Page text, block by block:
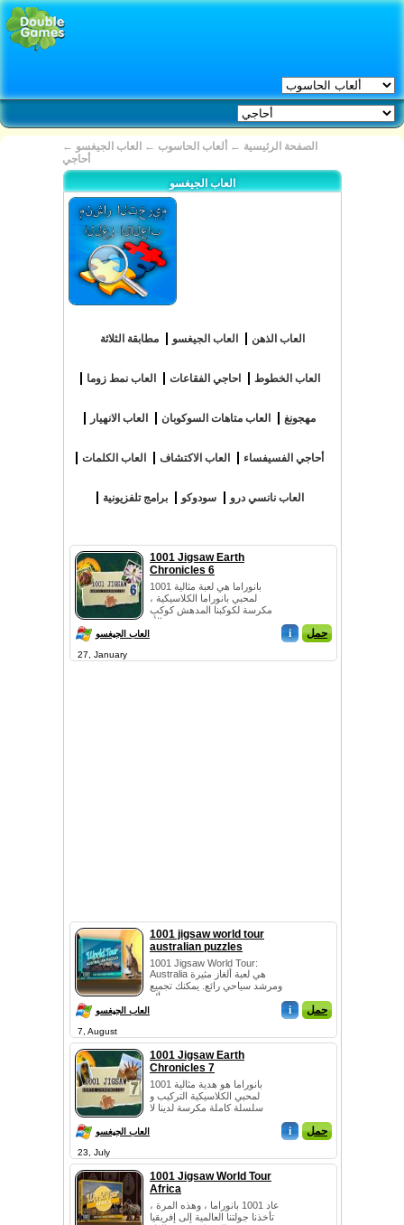
الصفحة الرئيسية ← ألعاب الحاسوب ← العاب الجيغسو ←
أحاجي
العاب الجيغسو
مطابقة الثلاثة العاب الجيغسو العاب الذهن
العاب نمط زوما احاجي الفقاعات العاب الخطوط
العاب الانهيار العاب متاهات السوكوبان مهجونغ
العاب الكلمات العاب الاكتشاف أحاجي الفسيفساء
برامج تلفزيونية سودوكو العاب نانسي درو
1001 Jigsaw Earth
Chronicles 6
1001 بانوراما هي لعبة مثالية
لمحبي بانوراما الكلاسيكية ،
مكرسة لكوكبنا المدهش كوكب
العاب الجيغسو i حمل
27, January
1001 jigsaw world tour
australian puzzles
1001 Jigsaw World Tour:
Australia هي لعبة ألغاز مثيرة
ومرشد سياحي رائع. يمكنك تجميع
العاب الجيغسو i حمل
7, August
1001 Jigsaw Earth
Chronicles 7
1001 بانوراما هو هدية مثالية
لمحبي الكلاسيكية التركيب و
سلسلة كاملة مكرسة لدينا لا
العاب الجيغسو i حمل
23, July
1001 Jigsaw World Tour
Africa
عاد 1001 بانوراما ، وهذه المرة ،
تأخذنا جولتنا العالمية إلى إفريقيا